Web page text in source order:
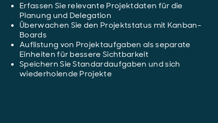
Erfassen Sie relevante Projektdaten für die
Planung und Delegation
Überwachen Sie den Projektstatus mit Kanban-
Boards
Auflistung von Projektaufgaben als separate
Einheiten für bessere Sichtbarkeit
Speichern Sie Standardaufgaben und sich
wiederholende Projekte